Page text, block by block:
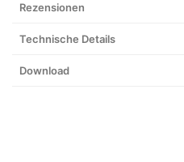
Rezensionen
Technische Details
Download